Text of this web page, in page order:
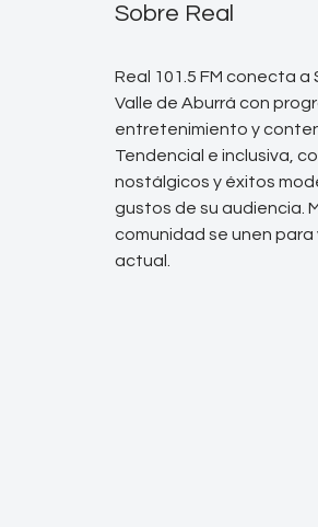
Sobre Real
Real 101.5 FM conecta a
Valle de Aburrá con
entretenimiento y
Tendencial e inclusiva,
nostálgicos y éxitos
gustos de su audiencia.
comunidad se unen
actual.